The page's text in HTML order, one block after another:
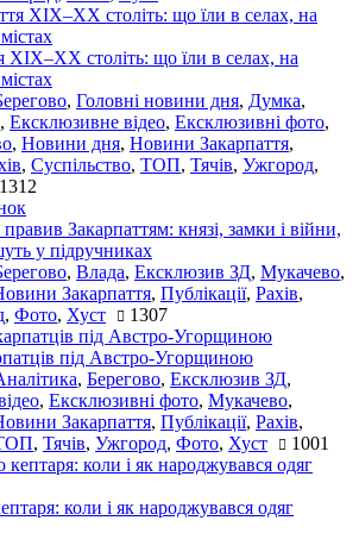
ХІХ–ХХ століть: що їли в селах, на
, Головні новини дня, Думка,
, Ексклюзивне відео, Ексклюзивні фото,
, Новини дня, Новини Закарпаття,
, Суспільство, ТОП, Тячів, Ужгород,
1312
Закарпаттям: князі, замки і війни,
у підручниках
, Влада, Ексклюзив ЗД, Мукачево,
Закарпаття, Публікації, Рахів,
, Фото, Хуст 1307
під Австро-Угорщиною
, Берегово, Ексклюзив ЗД,
, Ексклюзивні фото, Мукачево,
Закарпаття, Публікації, Рахів,
, Тячів, Ужгород, Фото, Хуст 1001
коли і як народжувався одяг